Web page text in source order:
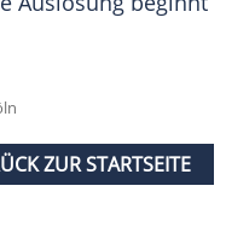
ZUR STARTSEITE